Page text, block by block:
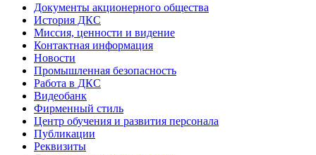
Документы акционерного общества
История ДКС
Миссия, ценности и видение
Контактная информация
Новости
Промышленная безопасность
Работа в ДКС
Видеобанк
Фирменный стиль
Центр обучения и развития персонала
Публикации
Реквизиты